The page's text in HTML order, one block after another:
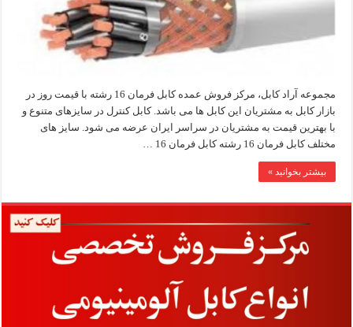
مجموعه آراد کابل، مرکز فروش عمده کابل فرمان 16 رشته با قیمت روز در
بازار کابل به مشتریان این کابل ها می باشد. کابل کنترل در سایزهای متنوع و
با بهترین قیمت به مشتریان در سراسر ایران عرضه می شود. سایز های
مختلف کابل فرمان 16 رشته کابل فرمان 16 …
بیشتر بخوانید »